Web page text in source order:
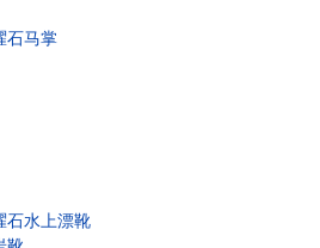
石马掌
石水上漂靴